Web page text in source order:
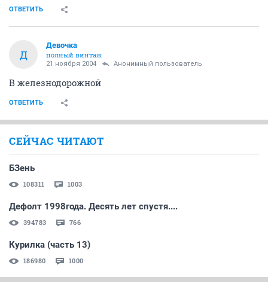
ОТВЕТИТЬ
Д
Девочка
полный винтаж
21 ноября 2004 Анонимный пользователь
В железнодорожной
ОТВЕТИТЬ
СЕЙЧАС ЧИТАЮТ
БЗень
108311 1003
Дефолт 1998года. Десять лет спустя....
394783 766
Курилка (часть 13)
186980 1000